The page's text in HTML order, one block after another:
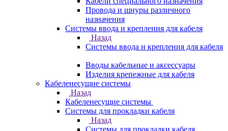
Провода и шнуры различного
назначения
Системы ввода и крепления для кабеля
Назад
Системы ввода и крепления для кабеля
Вводы кабельные и аксессуары
Изделия крепежные для кабеля
Кабеленесущие системы
Назад
Кабеленесущие системы
Системы для прокладки кабеля
Назад
Системы для прокладки кабеля